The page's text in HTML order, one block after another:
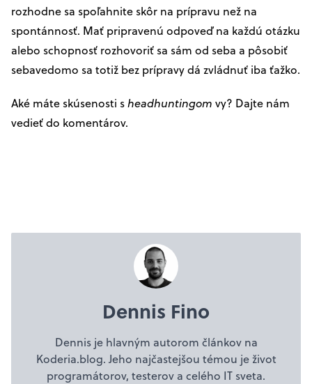
rozhodne sa spoľahnite skôr na prípravu než na
spontánnosť. Mať pripravenú odpoveď na každú otázku
alebo schopnosť rozhovoriť sa sám od seba a pôsobiť
sebavedomo sa totiž bez prípravy dá zvládnuť iba ťažko.
Aké máte skúsenosti sheadhuntingom vy? Dajte nám
vedieť do komentárov.
Dennis Fino
Dennis je hlavným autorom článkov na
Koderia.blog. Jeho najčastejšou témou je život
programátorov, testerov a celého IT sveta.